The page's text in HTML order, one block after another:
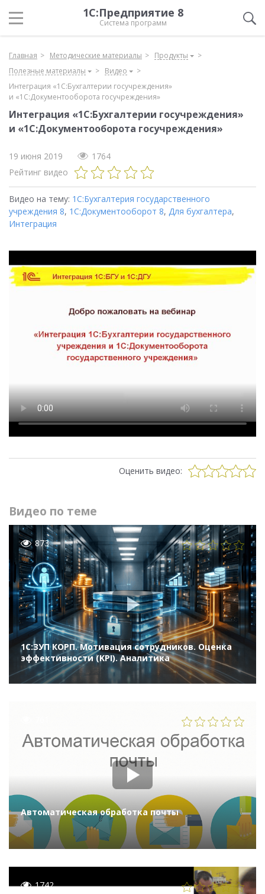
1С:Предприятие 8
Система программ
Главная Методические материалы
Продукты
Полезные материалы
Видео
Интеграция «1С:Бухгалтерии госучреждения»
и «1С:Документооборота госучреждения»
Интеграция «1С:Бухгалтерии госучреждения»
и «1С:Документооборота госучреждения»
19 июня 2019
1764
Рейтинг видео
Видео на тему: 1С:Бухгалтерия государственного
учреждения 8, 1С:Документооборот 8, Для бухгалтера,
Интеграция
Оценить видео:
Видео по теме
873
1С:ЗУП КОРП. Мотивация сотрудников. Оценка
эффективности (KPI). Аналитика
Автоматическая обработка почты
1742